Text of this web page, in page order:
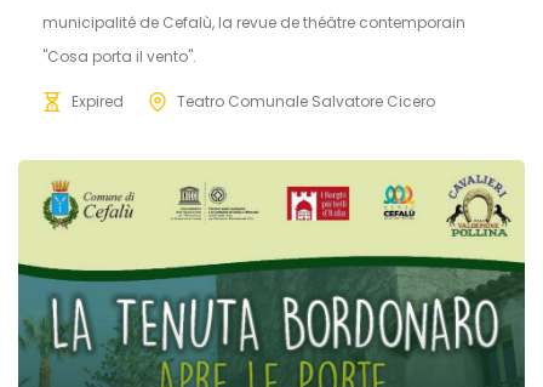
municipalité de Cefalù, la revue de théâtre contemporain
"Cosa porta il vento".
Expired Teatro Comunale Salvatore Cicero